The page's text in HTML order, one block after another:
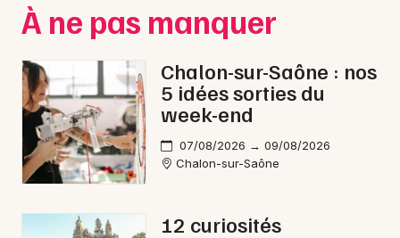
Spectacles
Concerts
Sports
Soirées
Sorties famille
Expos
Nantes
Nice
Paris
Strasbourg
Toulouse
À ne pas manquer
Chalon-sur-Saône : nos
5 idées sorties du
week-end
07/08/2026 → 09/08/2026
Chalon-sur-Saône
12 curiosités